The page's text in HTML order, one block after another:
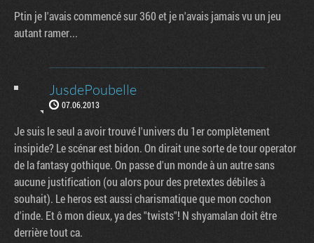
Ptin je l'avais commencé sur 360 et je n'avais jamais vu un jeu
autant ramer...
JusdePoubelle
07.06.2013
Je suis le seul a avoir trouvé l'univers du 1er complètement
insipide? Le scénar est bidon. On dirait une sorte de tour operator
de la fantasy gothique. On passe d'un monde à un autre sans
aucune justification (ou alors pour des pretextes débiles à
souhait). Le heros est aussi charismatique que mon cochon
d'inde. Et ô mon dieux, ya des "twists"! N shyamalan doit être
derrière tout ca.